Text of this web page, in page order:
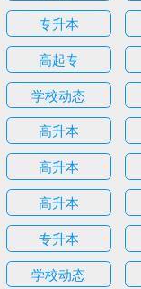
专升本
高起专
学校动态
高升本
高升本
高升本
专升本
学校动态